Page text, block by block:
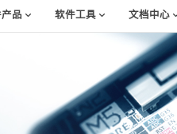
品 软件工具 文档中心